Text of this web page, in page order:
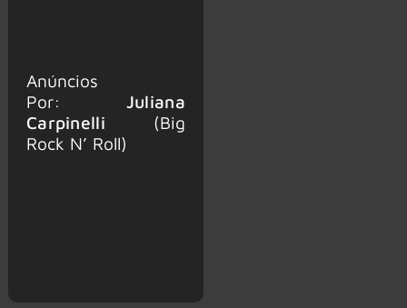
Anúncios
Por: Juliana
Carpinelli (Big
Rock N’ Roll)